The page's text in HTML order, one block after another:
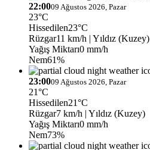
22:0009 Ağustos 2026, Pazar
23°C
Hissedilen23°C
Rüzgar11 km/h | Yıldız (Kuzey)
Yağış Miktarı0 mm/h
Nem61%
23:0009 Ağustos 2026, Pazar
21°C
Hissedilen21°C
Rüzgar7 km/h | Yıldız (Kuzey)
Yağış Miktarı0 mm/h
Nem73%